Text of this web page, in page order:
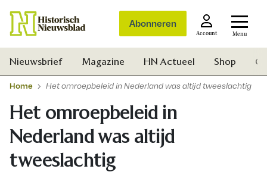
Abonneren
Account Menu
Nieuwsbrief Magazine HN Actueel Shop
Home Het omroepbeleid in Nederland was altijd tweeslachtig
Het omroepbeleid in
Nederland was altijd
tweeslachtig